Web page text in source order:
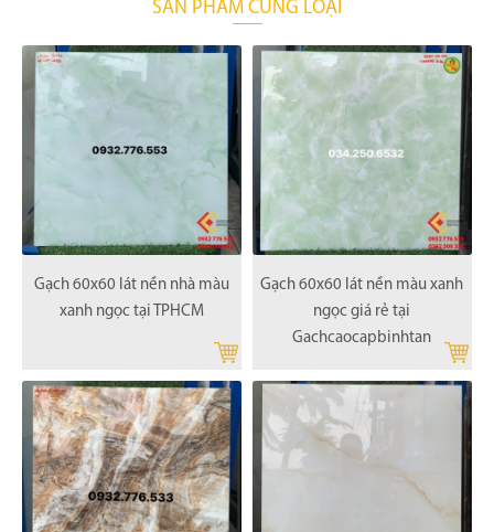
SẢN PHẨM CÙNG LOẠI
Gạch 60x60 lát nền nhà màu
xanh ngọc tại TPHCM
Gạch 60x60 lát nền màu xanh
ngọc giá rẻ tại
Gachcaocapbinhtan